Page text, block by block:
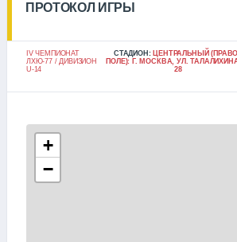
ПРОТОКОЛ ИГРЫ
IV ЧЕМПИОНАТ
ЛХЮ-77 / ДИВИЗИОН
U-14
СТАДИОН: ЦЕНТРАЛЬНЫЙ
ПОЛЕ): Г. МОСКВА, УЛ.
28
+
−